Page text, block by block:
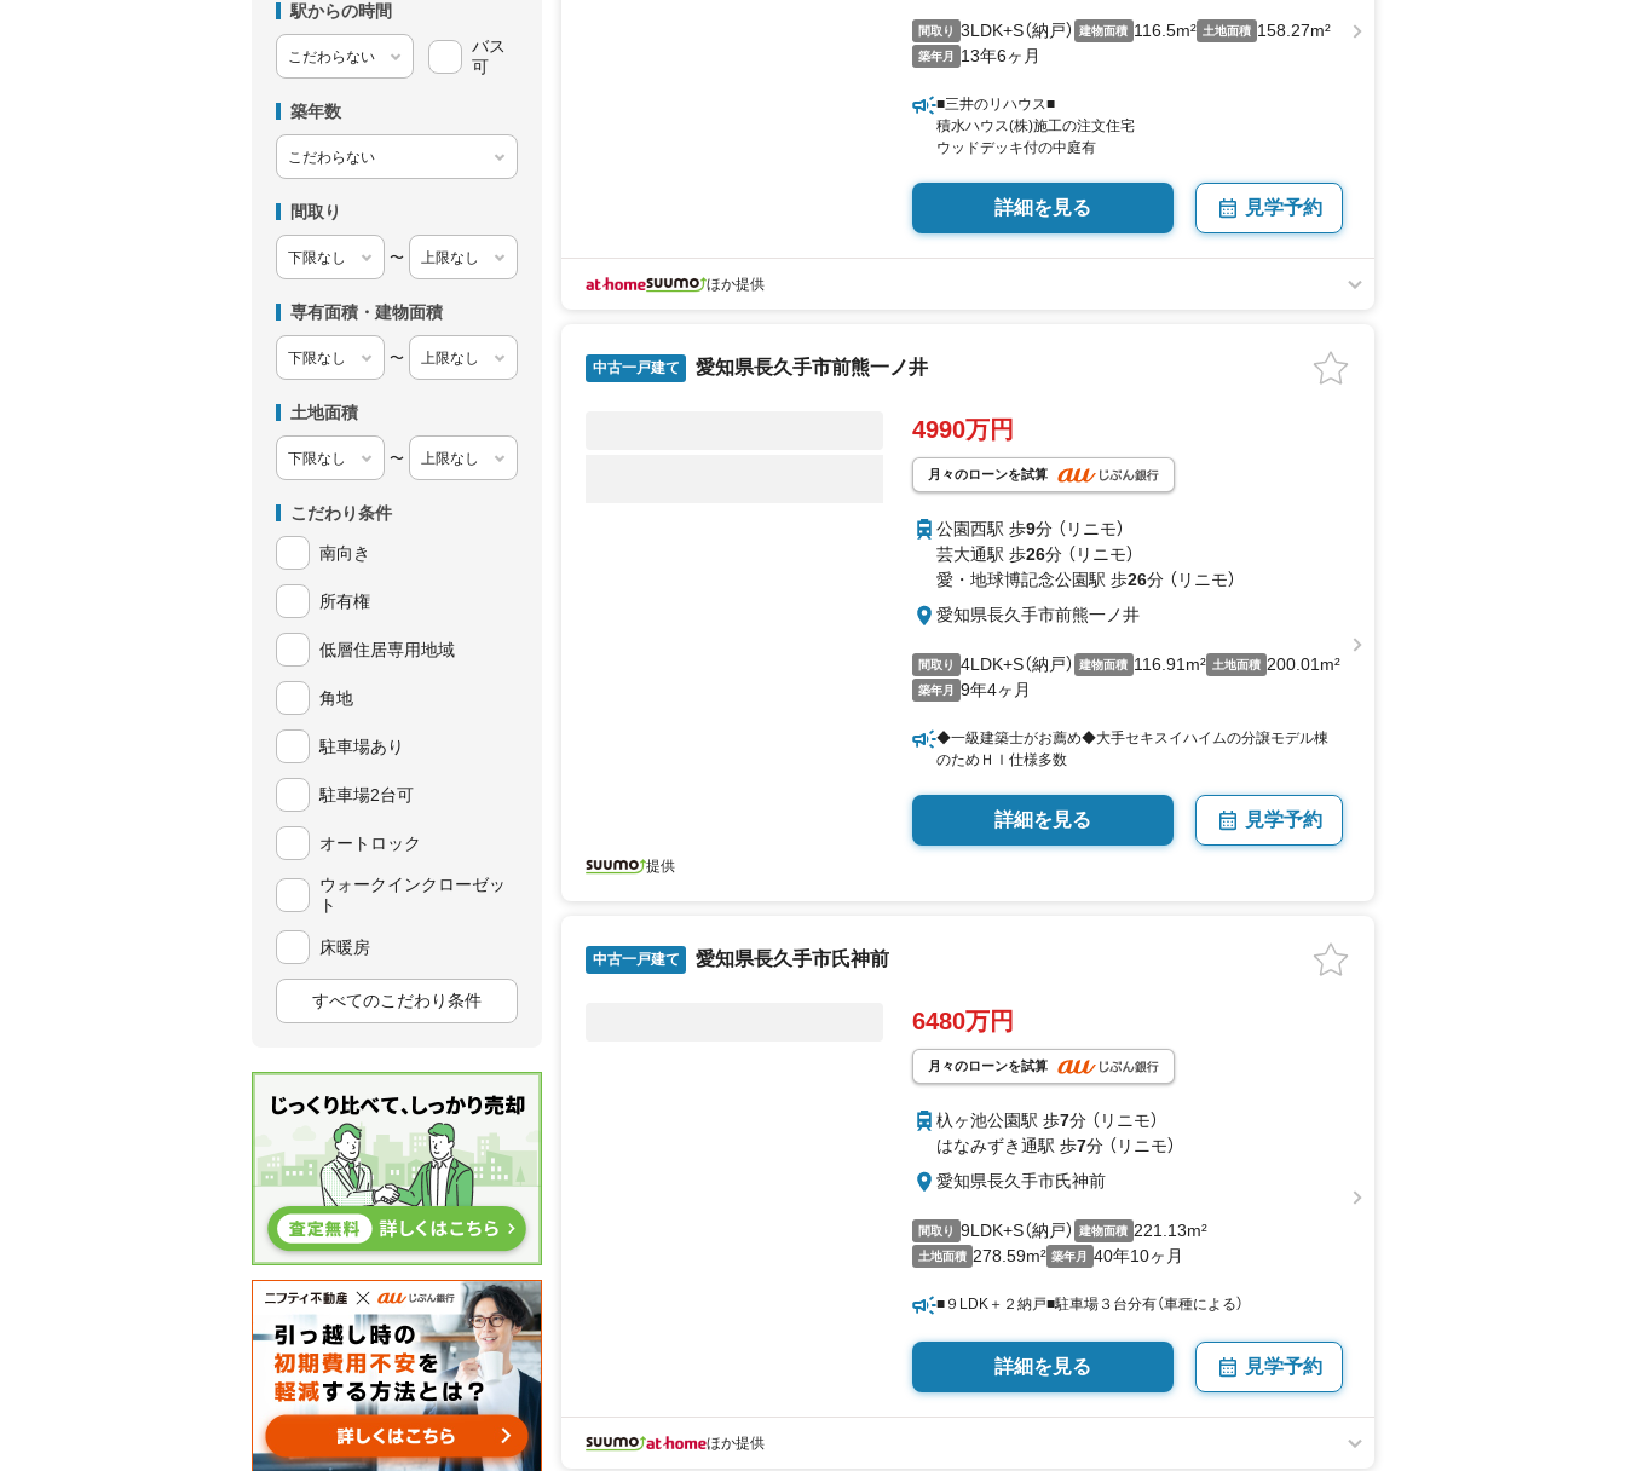
駅からの時間
バス
可
築年数
間取り
〜
専有面積・建物面積
〜
土地面積
〜
こだわり条件
南向き
所有権
低層住居専用地域
角地
駐車場あり
駐車場2台可
オートロック
ウォークインクローゼッ
ト
床暖房
すべてのこだわり条件
間取り 3LDK+S（納戸） 建物面積 116.5m² 土地面積 158.27m²
築年月 13年6ヶ月
■三井のリハウス■
積水ハウス(株)施工の注文住宅
ウッドデッキ付の中庭有
詳細を見る 見学予約
ほか提供
中古一戸建て 愛知県長久手市前熊一ノ井
4990万円
月々のローンを試算
公園西駅 歩9分 （リニモ）
芸大通駅 歩26分 （リニモ）
愛・地球博記念公園駅 歩26分 （リニモ）
愛知県長久手市前熊一ノ井
間取り 4LDK+S（納戸） 建物面積 116.91m² 土地面積 200.01m²
築年月 9年4ヶ月
◆一級建築士がお薦め◆大手セキスイハイムの分譲モデル棟
のためＨＩ仕様多数
詳細を見る 見学予約
提供
中古一戸建て 愛知県長久手市氏神前
6480万円
月々のローンを試算
杁ヶ池公園駅 歩7分 （リニモ）
はなみずき通駅 歩7分 （リニモ）
愛知県長久手市氏神前
間取り 9LDK+S（納戸） 建物面積 221.13m²
土地面積 278.59m² 築年月 40年10ヶ月
■９LDK＋２納戸■駐車場３台分有（車種による）
詳細を見る 見学予約
ほか提供